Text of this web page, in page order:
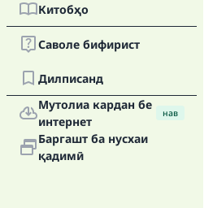
Китобҳо
Саволе бифирист
Дилписанд
Мутолиа кардан бе
интернет
нав
Баргашт ба нусхаи
қадимӣ